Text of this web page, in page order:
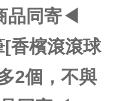
品同寄◀
[香檳滾滾球
2個，不與